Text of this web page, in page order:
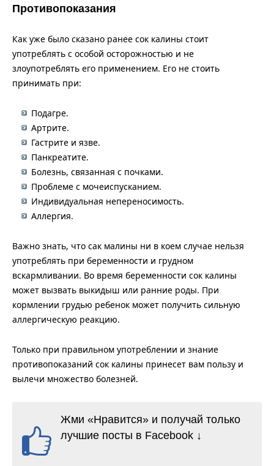
Противопоказания
Как уже было сказано ранее сок калины стоит
употреблять с особой осторожностью и не
злоупотреблять его применением. Его не стоить
принимать при:
Подагре.
Артрите.
Гастрите и язве.
Панкреатите.
Болезнь, связанная с почками.
Проблеме с мочеиспусканием.
Индивидуальная непереносимость.
Аллергия.
Важно знать, что сак малины ни в коем случае нельзя
употреблять при беременности и грудном
вскармливании. Во время беременности сок калины
может вызвать выкидыш или ранние роды. При
кормлении грудью ребенок может получить сильную
аллергическую реакцию.
Только при правильном употреблении и знание
противопоказаний сок калины принесет вам пользу и
вылечи множество болезней.
Жми «Нравится» и получай только
лучшие посты в Facebook ↓